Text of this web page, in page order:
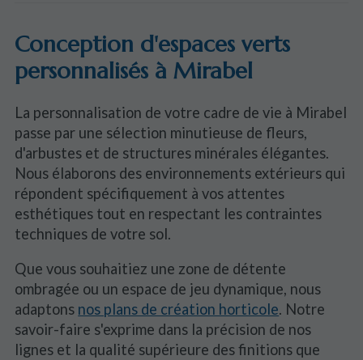
Conception d'espaces verts
personnalisés à Mirabel
La personnalisation de votre cadre de vie à Mirabel
passe par une sélection minutieuse de fleurs,
d'arbustes et de structures minérales élégantes.
Nous élaborons des environnements extérieurs qui
répondent spécifiquement à vos attentes
esthétiques tout en respectant les contraintes
techniques de votre sol.
Que vous souhaitiez une zone de détente
ombragée ou un espace de jeu dynamique, nous
adaptons nos plans de création horticole. Notre
savoir-faire s'exprime dans la précision de nos
lignes et la qualité supérieure des finitions que